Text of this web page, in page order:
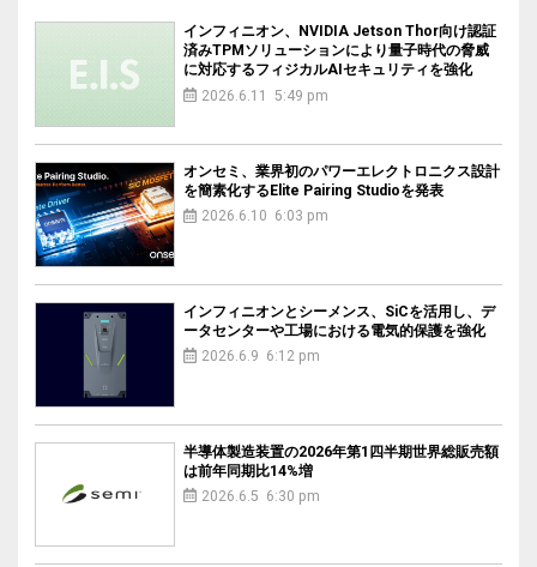
インフィニオン、NVIDIA Jetson Thor向け認証
済みTPMソリューションにより量子時代の脅威
に対応するフィジカルAIセキュリティを強化
2026.6.11 5:49 pm
オンセミ、業界初のパワーエレクトロニクス設計
を簡素化するElite Pairing Studioを発表
2026.6.10 6:03 pm
インフィニオンとシーメンス、SiCを活用し、デ
ータセンターや工場における電気的保護を強化
2026.6.9 6:12 pm
半導体製造装置の2026年第1四半期世界総販売額
は前年同期比14%増
2026.6.5 6:30 pm